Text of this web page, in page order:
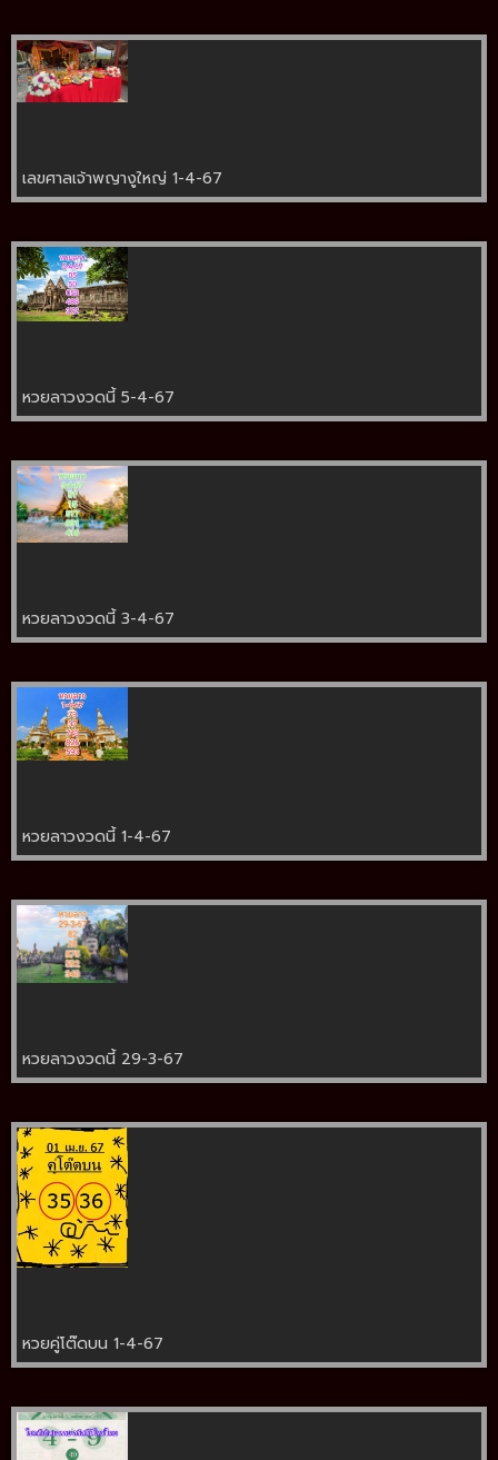
เลขศาลเจ้าพญางูใหญ่ 1-4-67
หวยลาวงวดนี้ 5-4-67
หวยลาวงวดนี้ 3-4-67
หวยลาวงวดนี้ 1-4-67
หวยลาวงวดนี้ 29-3-67
หวยคู่โต๊ดบน 1-4-67